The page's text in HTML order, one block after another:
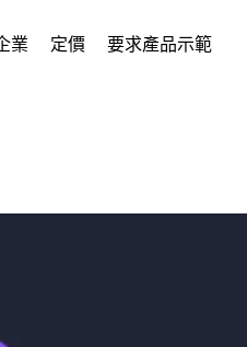
業 定價 要求產品示範